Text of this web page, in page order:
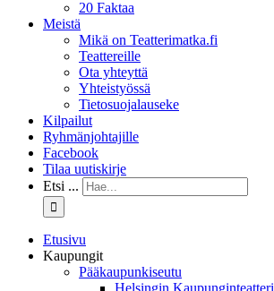
20 Faktaa
Meistä
Mikä on Teatterimatka.fi
Teattereille
Ota yhteyttä
Yhteistyössä
Tietosuojalauseke
Kilpailut
Ryhmänjohtajille
Facebook
Tilaa uutiskirje
Etsi ...
Etusivu
Kaupungit
Pääkaupunkiseutu
Helsingin Kaupunginteatteri